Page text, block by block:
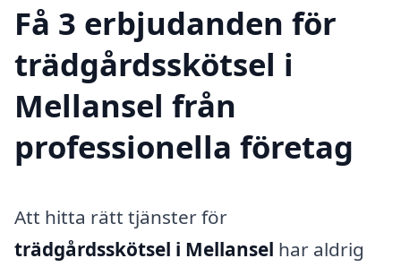
Få 3 erbjudanden för
trädgårdsskötsel i
Mellansel från
professionella företag
Att hitta rätt tjänster för
trädgårdsskötsel i Mellansel har aldrig